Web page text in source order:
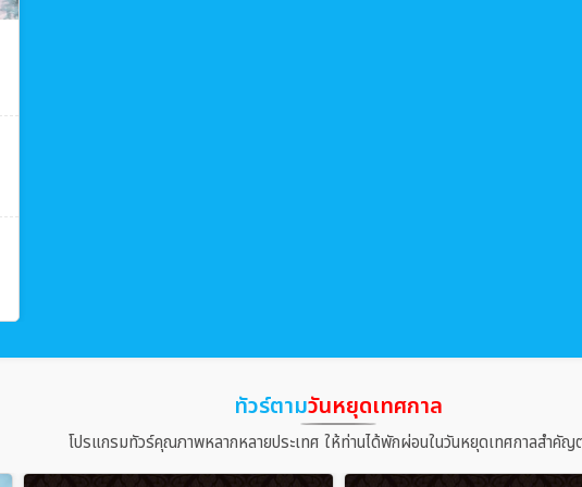
ทัวร์ตามวันหยุดเทศกาล
โปรแกรมทัวร์คุณภาพหลากหลายประเทศ ให้ท่านได้พักผ่อนในวันหยุดเทศกาลสำคัญ